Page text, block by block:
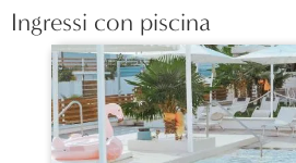
Ingressi con piscina